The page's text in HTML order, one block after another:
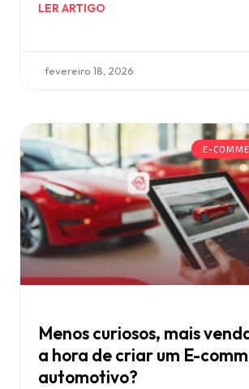
LER ARTIGO
fevereiro 18, 2026
E-
Menos curiosos, mais
a hora de criar um E-
automotivo?